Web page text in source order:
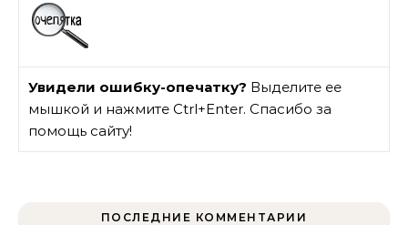
Увидели ошибку-опечатку? Выделите ее
мышкой и нажмите Ctrl+Enter. Спасибо за
помощь сайту!
ПОСЛЕДНИЕ КОММЕНТАРИИ